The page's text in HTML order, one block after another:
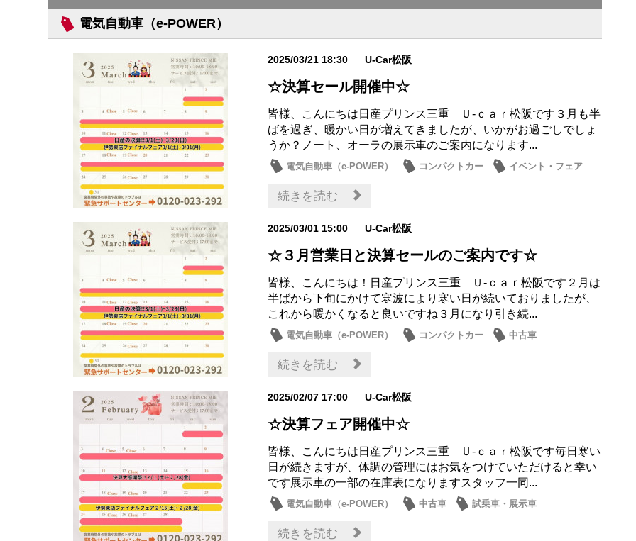
電気自動車（e-POWER）
2025/03/21 18:30 U-Car松阪
☆決算セール開催中☆
皆様、こんにちは日産プリンス三重 Ｕ-ｃａｒ松阪です３月も半
ばを過ぎ、暖かい日が増えてきましたが、いかがお過ごしでしょ
うか？ノート、オーラの展示車のご案内になります...
電気自動車（e-POWER） コンパクトカー
イベント・フェア
営業日・店休日
続きを読む
2025/03/01 15:00 U-Car松阪
☆３月営業日と決算セールのご案内です☆
皆様、こんにちは！日産プリンス三重 Ｕ-ｃａｒ松阪です２月は
半ばから下旬にかけて寒波により寒い日が続いておりましたが、
これから暖かくなると良いですね３月になり引き続...
電気自動車（e-POWER） コンパクトカー
中古車
セール情報
続きを読む
2025/02/07 17:00 U-Car松阪
☆決算フェア開催中☆
皆様、こんにちは日産プリンス三重 Ｕ-ｃａｒ松阪です毎日寒い
日が続きますが、体調の管理にはお気をつけていただけると幸い
です展示車の一部の在庫表になりますスタッフ一同...
電気自動車（e-POWER） 中古車
試乗車・展示車
営業日・店休日
続きを読む